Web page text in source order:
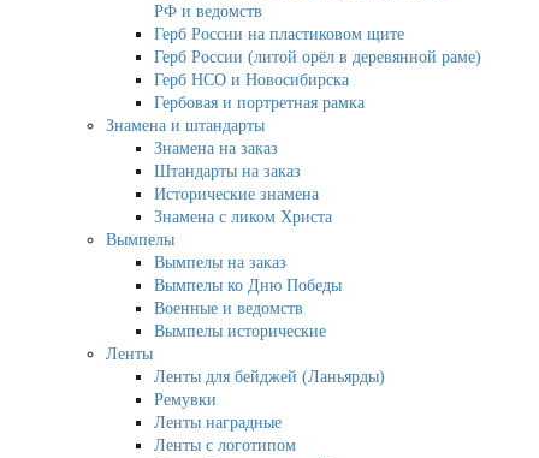
РФ и ведомств
Герб России на пластиковом щите
Герб России (литой орёл в деревянной раме)
Герб НСО и Новосибирска
Гербовая и портретная рамка
Знамена и штандарты
Знамена на заказ
Штандарты на заказ
Исторические знамена
Знамена с ликом Христа
Вымпелы
Вымпелы на заказ
Вымпелы ко Дню Победы
Военные и ведомств
Вымпелы исторические
Ленты
Ленты для бейджей (Ланьярды)
Ремувки
Ленты наградные
Ленты с логотипом